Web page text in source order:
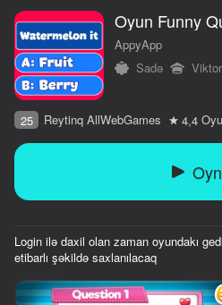
Cihazı
Oyun Funny
AppyApp
Sadə
25 Reytinq AllWebGames 4,4
Login ilə daxil olan zaman oyundakı
etibarlı şəkildə saxlanılacaq